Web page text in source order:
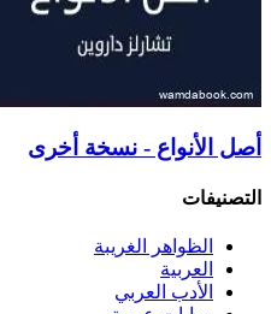
أصل الأنواع - نسخة أخرى
التصنيفات
الظواهر الغريبة‏
العربية
الأدب العربي